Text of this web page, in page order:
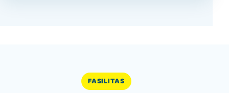
FASILITAS